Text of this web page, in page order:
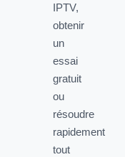
IPTV,
obtenir
un
essai
gratuit
ou
résoudre
rapidement
tout